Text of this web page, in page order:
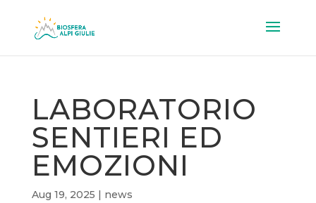
LABORATORIO
SENTIERI ED
EMOZIONI
Aug 19, 2025 | news